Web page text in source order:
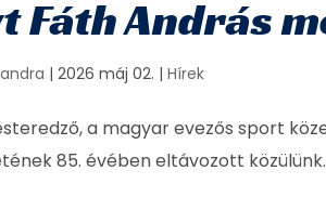
Fáth András
|2026 máj 02. |Hírek
a magyar evezős sport
85. évében eltávozott közülünk.